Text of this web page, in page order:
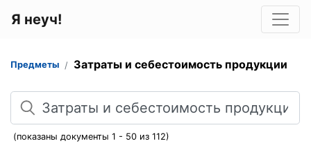
Я неуч!
Предметы Затраты и себестоимость продукции
Поиск
(показаны документы 1 - 50 из 112)